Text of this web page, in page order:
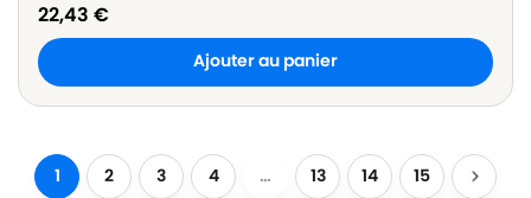
22,43 €
Ajouter au panier
1 2 3 4 … 13 14 15